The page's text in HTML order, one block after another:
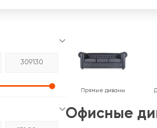
Офисные
Прямые диваны